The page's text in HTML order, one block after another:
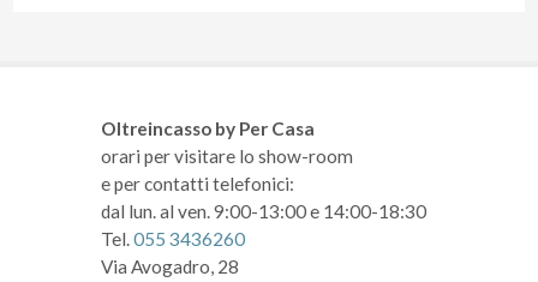
Oltreincasso by Per Casa
orari per visitare lo show-room
e per contatti telefonici:
dal lun. al ven. 9:00-13:00 e 14:00-18:30
Tel.055 3436260
Via Avogadro, 28